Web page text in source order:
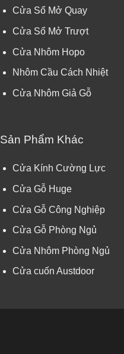
Cửa Sổ Mở Quay
Cửa Sổ Mở Trượt
Cửa Nhôm Hopo
Nhôm Cầu Cách Nhiệt
Cửa Nhôm Giả Gỗ
Sản Phẩm Khác
Cửa Kính Cường Lực
Cửa Gỗ Huge
Cửa Gỗ Công Nghiệp
Cửa Gỗ Phòng Ngủ
Cửa Nhôm Phòng Ngủ
Cửa cuốn Austdoor